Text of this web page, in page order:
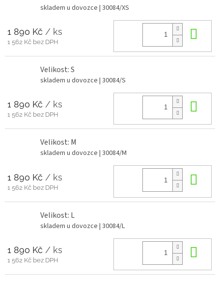
skladem u dovozce | 30084/XS
1 890 Kč / ks
1 562 Kč bez DPH
Velikost: S
skladem u dovozce | 30084/S
1 890 Kč / ks
1 562 Kč bez DPH
Velikost: M
skladem u dovozce | 30084/M
1 890 Kč / ks
1 562 Kč bez DPH
Velikost: L
skladem u dovozce | 30084/L
1 890 Kč / ks
1 562 Kč bez DPH